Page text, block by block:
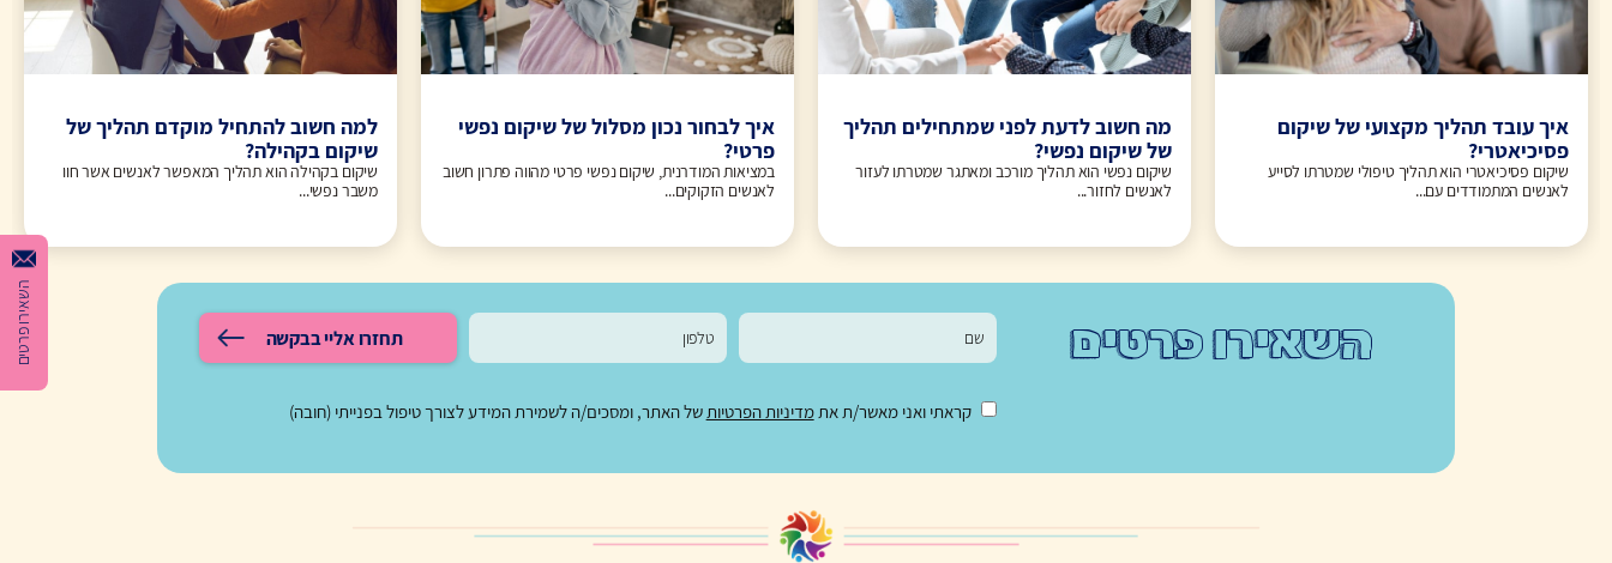
השאירו פרטים
איך עובד תהליך מקצועי של שיקום
פסיכיאטרי?
שיקום פסיכיאטרי הוא תהליך טיפולי שמטרתו לסייע
לאנשים המתמודדים עם...
מה חשוב לדעת לפני שמתחילים תהליך
של שיקום נפשי?
שיקום נפשי הוא תהליך מורכב ומאתגר שמטרתו לעזור
לאנשים לחזור...
איך לבחור נכון מסלול של שיקום נפשי
פרטי?
במציאות המודרנית, שיקום נפשי פרטי מהווה פתרון חשוב
לאנשים הזקוקים...
למה חשוב להתחיל מוקדם תהליך של
שיקום בקהילה?
שיקום בקהילה הוא תהליך המאפשר לאנשים אשר חוו
משבר נפשי...
השאירו פרטים תחזרו אליי בבקשה
קראתי ואני מאשר/ת אתמדיניות הפרטיותשל האתר, ומסכים/ה לשמירת המידע לצורך טיפול בפנייתי (חובה)